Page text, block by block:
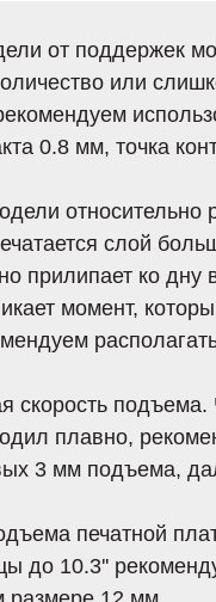
от поддержек
или
0.8 мм, точка
относительно
слой
прилипает ко
момент,
скорость
плавно,
3 мм подъема,
печатной
до 10.3''